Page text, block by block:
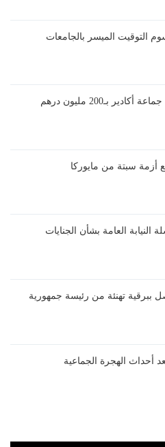
التوقيت الميسر بالجامعات
بـ200 مليون درهم
أزمة سبتة من مايوركا
النيابة العامة بشأن الجنايات
ببرقية تهنئة من رئيسة جمهورية